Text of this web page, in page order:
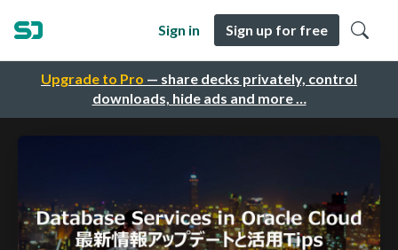
Upgrade to Pro — share decks privately, control
downloads, hide ads and more …
Sign in Sign up for free